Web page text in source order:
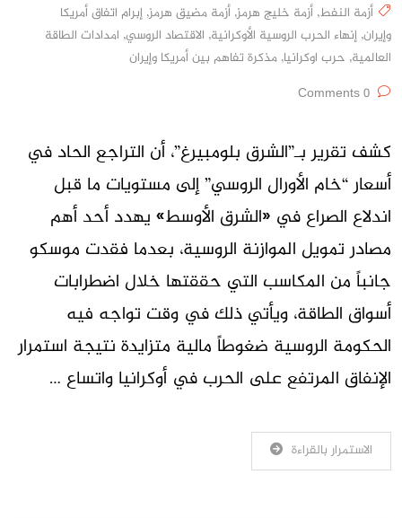
أزمة النفط, أزمة خليج هرمز, أزمة مضيق هرمز, إبرام اتفاق أمريكا
وإيران, إنهاء الحرب الروسية الأوكرانية, الاقتصاد الروسي, امدادات الطاقة
العالمية, حرب اوكرانيا, مذكرة تفاهم بين أمريكا وإيران
كشف تقرير بـ”الشرق بلومبيرغ”، أن التراجع الحاد في
أسعار “خام الأورال الروسي” إلى مستويات ما قبل
اندلاع الصراع في «الشرق الأوسط» يهدد أحد أهم
مصادر تمويل الموازنة الروسية، بعدما فقدت موسكو
جانباً من المكاسب التي حققتها خلال اضطرابات
أسواق الطاقة، ويأتي ذلك في وقت تواجه فيه
الحكومة الروسية ضغوطاً مالية متزايدة نتيجة استمرار
الإنفاق المرتفع على الحرب في أوكرانيا واتساع …
الاستمرار بالقراءة